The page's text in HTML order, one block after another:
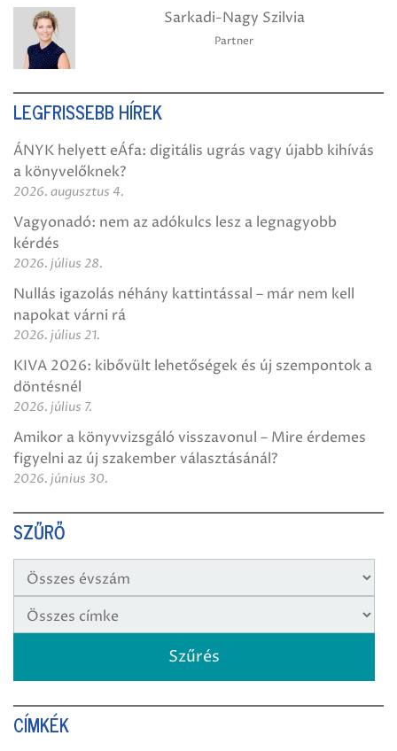
Sarkadi-Nagy Szilvia
Partner
LEGFRISSEBB HÍREK
ÁNYK helyett eÁfa: digitális ugrás vagy újabb kihívás
a könyvelőknek?
2026. augusztus 4.
Vagyonadó: nem az adókulcs lesz a legnagyobb
kérdés
2026. július 28.
Nullás igazolás néhány kattintással – már nem kell
napokat várni rá
2026. július 21.
KIVA 2026: kibővült lehetőségek és új szempontok a
döntésnél
2026. július 7.
Amikor a könyvvizsgáló visszavonul – Mire érdemes
figyelni az új szakember választásánál?
2026. június 30.
SZŰRŐ
CÍMKÉK